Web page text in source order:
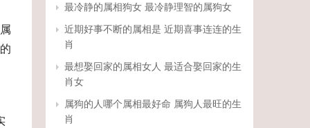
最冷静的属相狗女 最冷静理智的属狗女
近期好事不断的属相是 近期喜事连连的生
肖
最想娶回家的属相女人 最适合娶回家的生
肖女
属狗的人哪个属相最好命 属狗人最旺的生
肖